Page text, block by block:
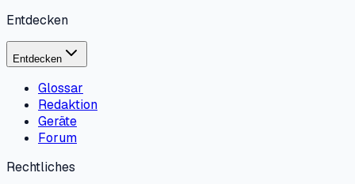
Entdecken
Entdecken
Glossar
Redaktion
Geräte
Forum
Rechtliches